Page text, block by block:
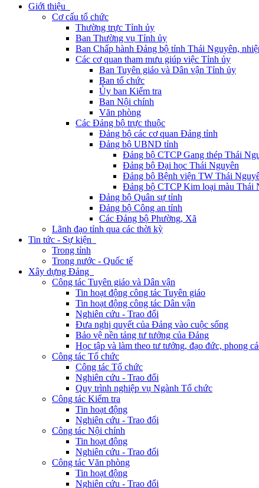
Giới thiệu
Cơ cấu tổ chức
Thường trực Tỉnh ủy
Ban Thường vụ Tỉnh ủy
Ban Chấp hành Đảng bộ tỉnh Thái Nguyên,
Các cơ quan tham mưu giúp việc Tỉnh ủy
Ban Tuyên giáo và Dân vận Tỉnh ủy
Ban tổ chức
Ủy ban Kiểm tra
Ban Nội chính
Văn phòng
Các Đảng bộ trực thuộc
Đảng bộ các cơ quan Đảng tỉnh
Đảng bộ UBND tỉnh
Đảng bộ CTCP Gang thép Thái
Đảng bộ Đại học Thái Nguyên
Đảng bộ Bệnh viện TW Thái
Đảng bộ CTCP Kim loại màu Thái
Đảng bộ Quân sự tỉnh
Đảng bộ Công an tỉnh
Các Đảng bộ Phường, Xã
Lãnh đạo tỉnh qua các thời kỳ
Tin tức - Sự kiện
Trong tỉnh
Trong nước - Quốc tế
Xây dựng Đảng
Công tác Tuyên giáo và Dân vận
Tin hoạt động công tác Tuyên giáo
Tin hoạt động công tác Dân vận
Nghiên cứu - Trao đổi
Đưa nghị quyết của Đảng vào cuộc sống
Bảo vệ nền tảng tư tưởng của Đảng
Học tập và làm theo tư tưởng, đạo đức, phong
Công tác Tổ chức
Công tác Tổ chức
Nghiên cứu - Trao đổi
Quy trình nghiệp vụ Ngành Tổ chức
Công tác Kiểm tra
Tin hoạt động
Nghiên cứu - Trao đổi
Công tác Nội chính
Tin hoạt động
Nghiên cứu - Trao đổi
Công tác Văn phòng
Tin hoạt động
Nghiên cứu - Trao đổi